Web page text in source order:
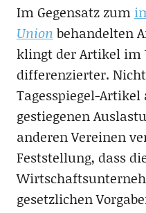
Im Gegensatz zum
Union behandelten
klingt der Artikel im
differenzierter.
Tagesspiegel-
gestiegenen
anderen Vereinen
Feststellung, dass
gesetzlichen